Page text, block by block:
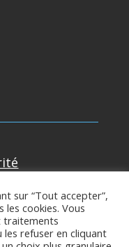
sur “Tout accepter”,
cookies. Vous
traitements
refuser en cliquant